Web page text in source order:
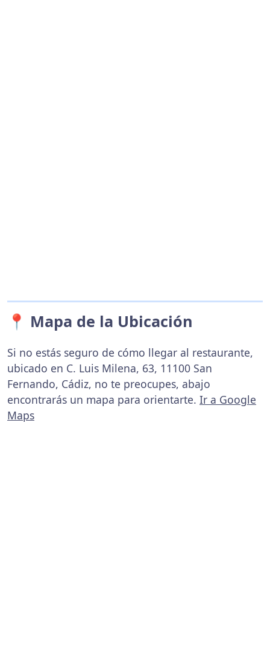
📍 Mapa de la Ubicación
Si no estás seguro de cómo llegar al restaurante,
ubicado en C. Luis Milena, 63, 11100 San
Fernando, Cádiz, no te preocupes, abajo
encontrarás un mapa para orientarte. Ir a Google
Maps